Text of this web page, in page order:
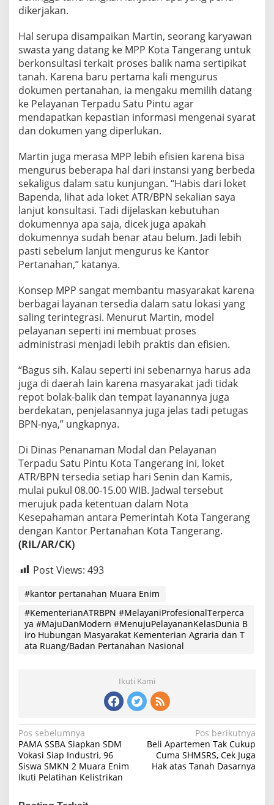
dikerjakan.
Hal serupa disampaikan Martin, seorang karyawan
swasta yang datang ke MPP Kota Tangerang untuk
berkonsultasi terkait proses balik nama sertipikat
tanah. Karena baru pertama kali mengurus
dokumen pertanahan, ia mengaku memilih datang
ke Pelayanan Terpadu Satu Pintu agar
mendapatkan kepastian informasi mengenai syarat
dan dokumen yang diperlukan.
Martin juga merasa MPP lebih efisien karena bisa
mengurus beberapa hal dari instansi yang berbeda
sekaligus dalam satu kunjungan. “Habis dari loket
Bapenda, lihat ada loket ATR/BPN sekalian saya
lanjut konsultasi. Tadi dijelaskan kebutuhan
dokumennya apa saja, dicek juga apakah
dokumennya sudah benar atau belum. Jadi lebih
pasti sebelum lanjut mengurus ke Kantor
Pertanahan,” katanya.
Konsep MPP sangat membantu masyarakat karena
berbagai layanan tersedia dalam satu lokasi yang
saling terintegrasi. Menurut Martin, model
pelayanan seperti ini membuat proses
administrasi menjadi lebih praktis dan efisien.
“Bagus sih. Kalau seperti ini sebenarnya harus ada
juga di daerah lain karena masyarakat jadi tidak
repot bolak-balik dan tempat layanannya juga
berdekatan, penjelasannya juga jelas tadi petugas
BPN-nya,” ungkapnya.
Di Dinas Penanaman Modal dan Pelayanan
Terpadu Satu Pintu Kota Tangerang ini, loket
ATR/BPN tersedia setiap hari Senin dan Kamis,
mulai pukul 08.00-15.00 WIB. Jadwal tersebut
merujuk pada ketentuan dalam Nota
Kesepahaman antara Pemerintah Kota Tangerang
dengan Kantor Pertanahan Kota Tangerang.
(RIL/AR/CK)
Post Views: 493
#kantor pertanahan Muara Enim
#KementerianATRBPN #MelayaniProfesionalTerperca
ya #MajuDanModern #MenujuPelayananKelasDunia B
iro Hubungan Masyarakat Kementerian Agraria dan T
ata Ruang/Badan Pertanahan Nasional
Ikuti Kami
Navigasi
pos
Pos sebelumnya
PAMA SSBA Siapkan SDM
Vokasi Siap Industri, 96
Siswa SMKN 2 Muara Enim
Ikuti Pelatihan Kelistrikan
Pos berikutnya
Beli Apartemen Tak Cukup
Cuma SHMSRS, Cek Juga
Hak atas Tanah Dasarnya